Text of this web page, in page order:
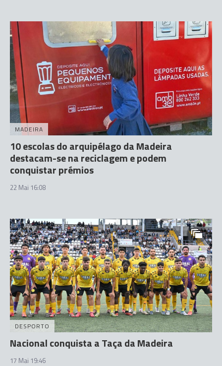
MADEIRA
10 escolas do arquipélago da Madeira
destacam-se na reciclagem e podem
conquistar prémios
22 Mai 16:08
DESPORTO
Nacional conquista a Taça da Madeira
17 Mai 19:46